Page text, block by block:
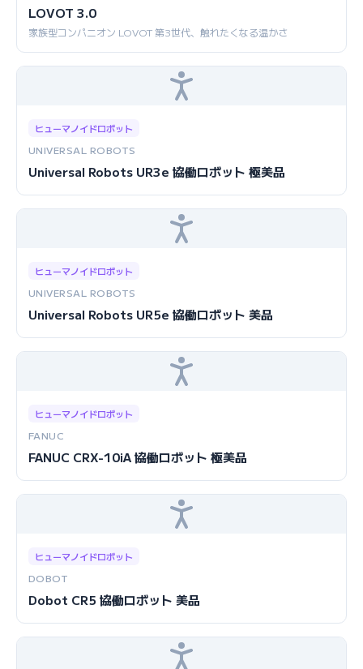
LOVOT 3.0
家族型コンパニオン LOVOT 第3世代、触れたくなる温かさ
ヒューマノイドロボット
UNIVERSAL ROBOTS
Universal Robots UR3e 協働ロボット 極美品
ヒューマノイドロボット
UNIVERSAL ROBOTS
Universal Robots UR5e 協働ロボット 美品
ヒューマノイドロボット
FANUC
FANUC CRX-10iA 協働ロボット 極美品
ヒューマノイドロボット
DOBOT
Dobot CR5 協働ロボット 美品